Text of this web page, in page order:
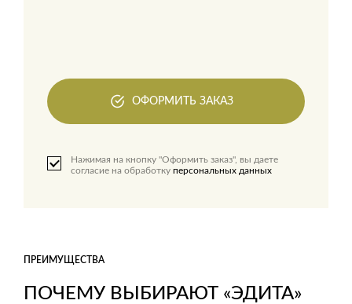
ОФОРМИТЬ ЗАКАЗ
Нажимая на кнопку "Оформить заказ", вы даете
согласие на обработку персональных данных
ПОЧЕМУ ВЫБИРАЮТ «ЭДИТА»
ПРЕИМУЩЕСТВА